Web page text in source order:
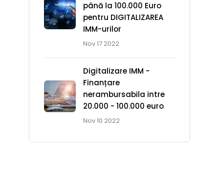
până la 100.000 Euro
pentru DIGITALIZAREA
IMM-urilor
Nov 17 2022
Digitalizare IMM -
Finanțare
nerambursabila intre
20.000 - 100.000 euro
Nov 10 2022
Cursuri
Online
Cursuri de formare pentru